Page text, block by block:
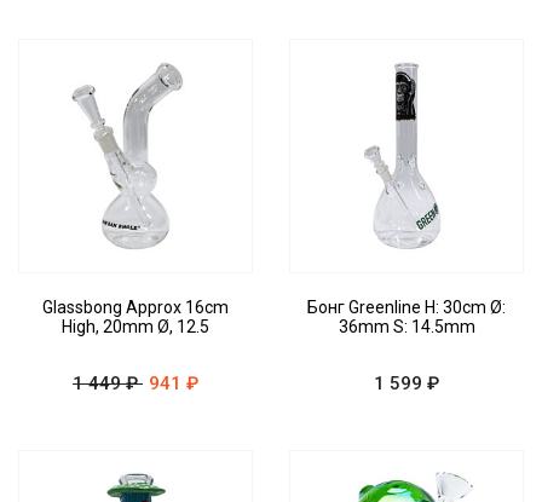
Glassbong Approx 16cm
High, 20mm Ø, 12.5
1 449 ₽ 941 ₽
Бонг Greenline H: 30cm Ø:
36mm S: 14.5mm
1 599 ₽